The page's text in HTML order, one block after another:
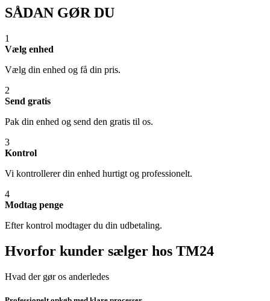
SÅDAN GØR DU
1
Vælg enhed
Vælg din enhed og få din pris.
2
Send gratis
Pak din enhed og send den gratis til os.
3
Kontrol
Vi kontrollerer din enhed hurtigt og professionelt.
4
Modtag penge
Efter kontrol modtager du din udbetaling.
Hvorfor kunder sælger hos TM24
Hvad der gør os anderledes